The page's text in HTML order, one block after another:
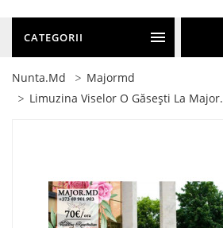
CATEGORII
Nunta.md
Majormd
Limuzina Viselor O Găseşti La